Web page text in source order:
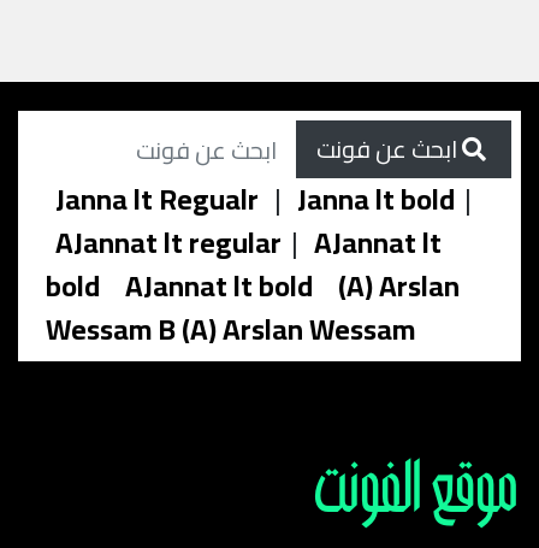
Janna lt Regualr | Janna lt bold |
AJannat lt regular | AJannat lt
bold AJannat lt bold (A) Arslan
Wessam B (A) Arslan Wessam